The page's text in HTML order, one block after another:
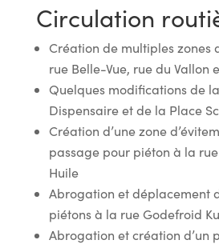
Circulation
Création de multiples zones
rue Belle-Vue, rue du Vallon
Quelques modifications de
Dispensaire et de la Place
Création d’une zone
passage pour piéton à la
Huile
Abrogation et déplacement
piétons à la rue Godefroid
Abrogation et création d’un